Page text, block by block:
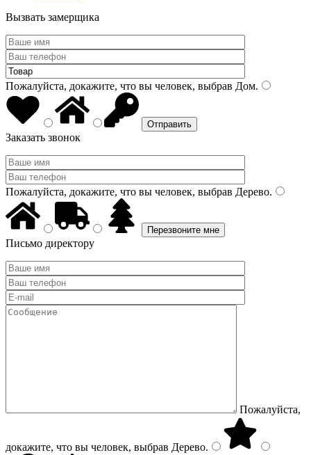
Вызвать замерщика
Пожалуйста, докажите, что вы человек, выбрав Дом.
Заказать звонок
Пожалуйста, докажите, что вы человек, выбрав Дерево.
Письмо директору
Пожалуйста,
докажите, что вы человек, выбрав Дерево.